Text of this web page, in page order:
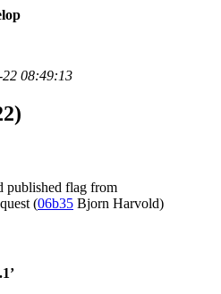
22 08:49:13
published flag from
(06b35 Bjorn Harvold)